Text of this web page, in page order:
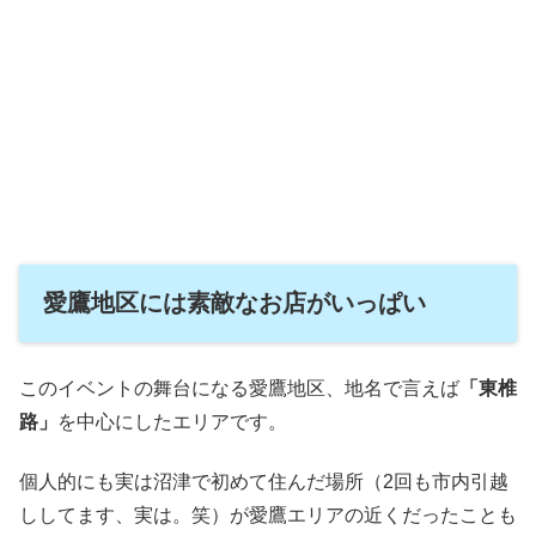
愛鷹地区には素敵なお店がいっぱい
このイベントの舞台になる愛鷹地区、地名で言えば 「東椎
路」
を中心にしたエリアです。
個人的にも実は沼津で初めて住んだ場所（2回も市内引越
ししてます、実は。笑）が愛鷹エリアの近くだったことも